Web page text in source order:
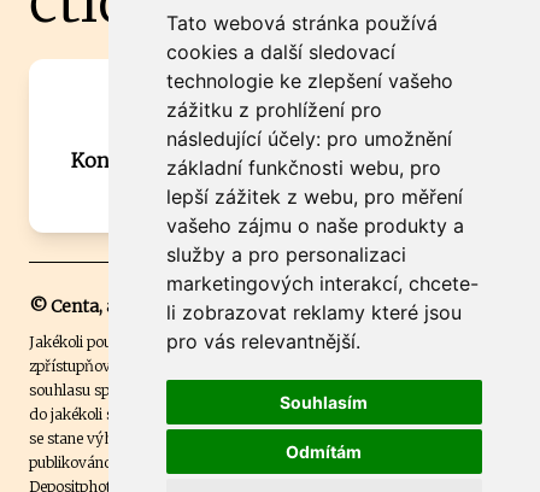
Tato webová stránka používá
cookies a další sledovací
technologie ke zlepšení vašeho
zážitku z prohlížení pro
následující účely: pro umožnění
základní funkčnosti webu, pro
lepší zážitek z webu, pro měření
vašeho zájmu o naše produkty a
služby a pro personalizaci
marketingových interakcí, chcete-
li zobrazovat reklamy které jsou
pro vás relevantnější.
Souhlasím
Odmítám
Máte zajímavou informaci? Chcete
spolupracovat?
Kontaktujte šéfredaktora Martina Chalupu:
chalupa@ctidoma.cz
© Centa, a.s.
Jakékoli použití obsahu včetně převzetí, šíření či dalšího užití a
zpřístupňování textových či obrazových materiálů bez písemného
souhlasu společnosti Centa,a.s. je zakázáno. Čtenář svým přihlášením
do jakékoli soutěže na našem webu dává souhlas s tím, že v případě, že
se stane výhercem této soutěže, může být jeho jméno na webu
publikováno. Centa, a.s. využívala licenci ČTK a využívá fotografie z
Depositphotos